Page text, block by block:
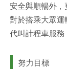
安全與順暢外
對於搭乘大眾
代叫計程車服務
努力目標